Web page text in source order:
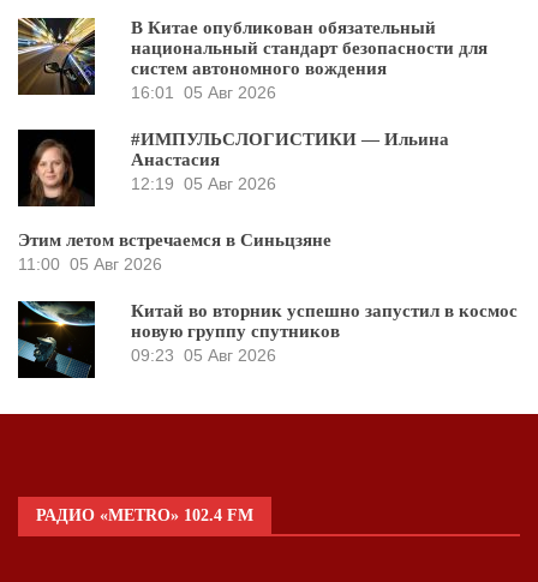
В Китае опубликован обязательный
национальный стандарт безопасности для
систем автономного вождения
16:01
05 Авг 2026
#ИМПУЛЬСЛОГИСТИКИ — Ильина
Анастасия
12:19 05 Авг 2026
Этим летом встречаемся в Синьцзяне
11:00 05 Авг 2026
Китай во вторник успешно запустил в космос
новую группу спутников
09:23 05 Авг 2026
РАДИО «METRO» 102.4 FM